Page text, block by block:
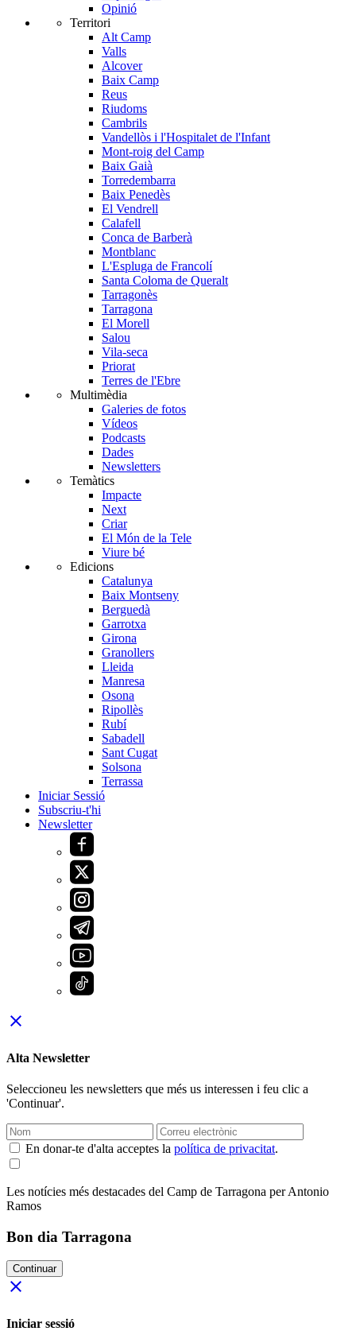
Opinió
Territori
Alt Camp
Valls
Alcover
Baix Camp
Reus
Riudoms
Cambrils
Vandellòs i l'Hospitalet de l'Infant
Mont-roig del Camp
Baix Gaià
Torredembarra
Baix Penedès
El Vendrell
Calafell
Conca de Barberà
Montblanc
L'Espluga de Francolí
Santa Coloma de Queralt
Tarragonès
Tarragona
El Morell
Salou
Vila-seca
Priorat
Terres de l'Ebre
Multimèdia
Galeries de fotos
Vídeos
Podcasts
Dades
Newsletters
Temàtics
Impacte
Next
Criar
El Món de la Tele
Viure bé
Edicions
Catalunya
Baix Montseny
Berguedà
Garrotxa
Girona
Granollers
Lleida
Manresa
Osona
Ripollès
Rubí
Sabadell
Sant Cugat
Solsona
Terrassa
Iniciar Sessió
Subscriu-t'hi
Newsletter
close
Alta Newsletter
Seleccioneu les newsletters que més us interessen i feu clic a
'Continuar'.
En donar-te d'alta acceptes la política de privacitat.
Les notícies més destacades del Camp de Tarragona per Antonio
Ramos
Bon dia Tarragona
Continuar
close
Iniciar sessió